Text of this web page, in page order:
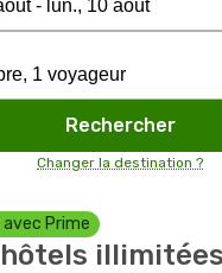
Rechercher
Changer la destination ?
avec Prime